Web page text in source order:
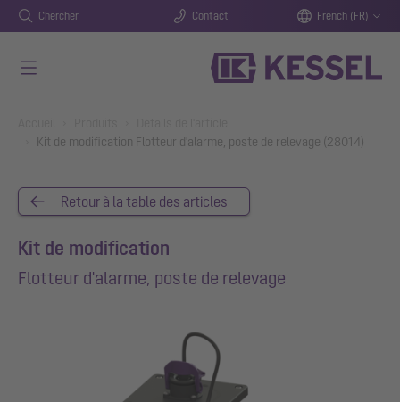
Chercher Contact French (FR)
Kit de modification Flotteur d'alarme, poste de relevage (28014)
Retour à la table des articles
Kit de modification
Flotteur d'alarme, poste de relevage